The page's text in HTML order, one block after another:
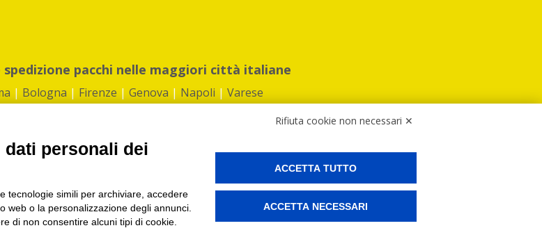
pacchi nelle maggiori città italiane
| Bologna | Firenze | Genova | Napoli | Varese
| Cap.Soc.: 50.000€ |Whistleblowing|Privacy|Preferenze Cookies
Edicole e Kipoint per ritirare i tuoi acquisti online e spedire i tuoi pacchi.
Rifiuta cookie non necessari ✕
personali dei
tecnologie simili per archiviare, accedere
web o la personalizzazione degli annunci.
di non consentire alcuni tipi di cookie.
ACCETTA TUTTO
ACCETTA NECESSARI